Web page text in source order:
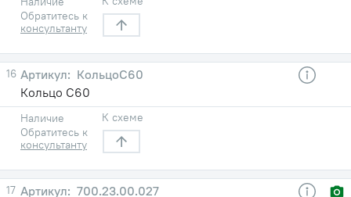
Обратитесь к
консультанту
16
КольцоС60
Кольцо С60
Наличие
Обратитесь к
консультанту
К схеме
17
700.23.00.027